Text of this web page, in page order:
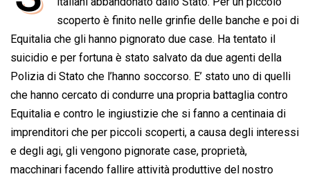
o
o
k
s
A
p
p
e
d
I
n
a
d
s
l
L
i
n
k
t
scoperto è finito nelle grinfie delle banche e poi di
Equitalia che gli hanno pignorato due case. Ha tentato il
suicidio e per fortuna è stato salvato da due agenti della
Polizia di Stato che l’hanno soccorso. E’ stato uno di quelli
che hanno cercato di condurre una propria battaglia contro
Equitalia e contro le ingiustizie che si fanno a centinaia di
imprenditori che per piccoli scoperti, a causa degli interessi
e degli agi, gli vengono pignorate case, proprietà,
macchinari facendo fallire attività produttive del nostro